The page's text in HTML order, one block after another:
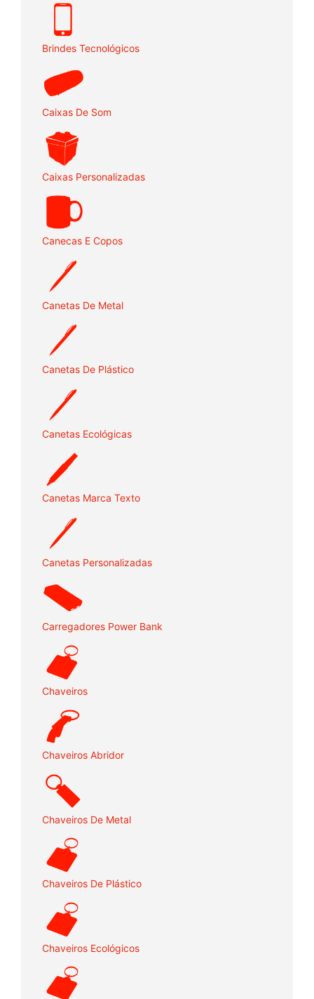
Brindes Tecnológicos
Caixas De Som
Caixas Personalizadas
Canecas E Copos
Canetas De Metal
Canetas De Plástico
Canetas Ecológicas
Canetas Marca Texto
Canetas Personalizadas
Carregadores Power Bank
Chaveiros
Chaveiros Abridor
Chaveiros De Metal
Chaveiros De Plástico
Chaveiros Ecológicos